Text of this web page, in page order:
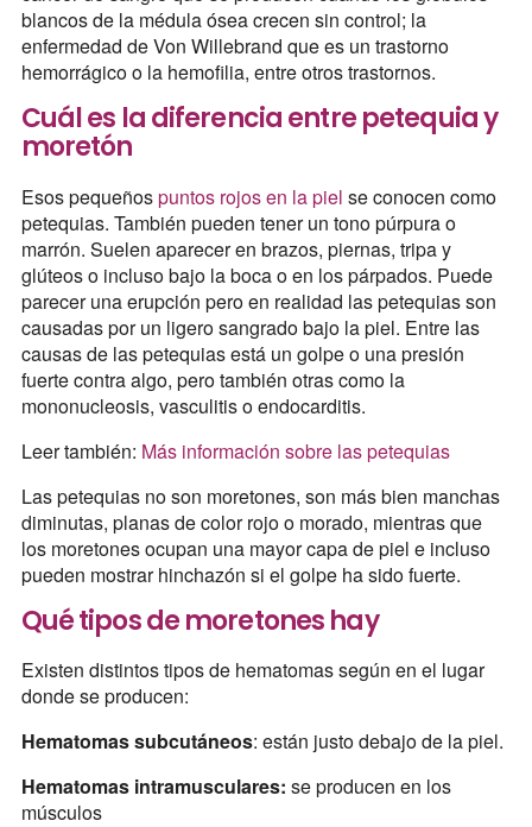
blancos de la médula ósea crecen sin control; la
enfermedad de Von Willebrand que es un trastorno
hemorrágico o la hemofilia, entre otros trastornos.
Cuál es la diferencia entre petequia y
moretón
Esos pequeñospuntos rojos en la piel se conocen como
petequias. También pueden tener un tono púrpura o
marrón. Suelen aparecer en brazos, piernas, tripa y
glúteos o incluso bajo la boca o en los párpados. Puede
parecer una erupción pero en realidad las petequias son
causadas por un ligero sangrado bajo la piel. Entre las
causas de las petequias está un golpe o una presión
fuerte contra algo, pero también otras como la
mononucleosis, vasculitis o endocarditis.
Leer también: Más información sobre las petequias
Las petequias no son moretones, son más bien manchas
diminutas, planas de color rojo o morado, mientras que
los moretones ocupan una mayor capa de piel e incluso
pueden mostrar hinchazón si el golpe ha sido fuerte.
Qué tipos de moretones hay
Existen distintos tipos de hematomas según en el lugar
donde se producen:
Hematomas subcutáneos: están justo debajo de la piel.
Hematomas intramusculares: se producen en los
músculos